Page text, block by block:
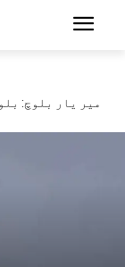
مير يار
کرکټ نړيواله